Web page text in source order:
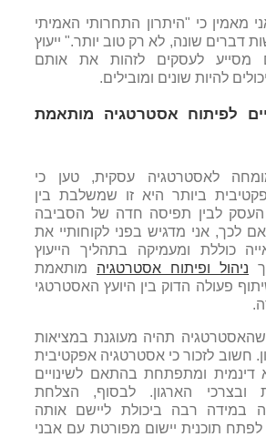
מאמין כי "היתרון התחרותי האמיתי
דברים שונה, לא רק טוב יותר." ייעוץ
מסייע לעסקים לזהות את אותם
להיות שונים ומובילים.
לפיתוח אסטרטגיה מותאמת
לאסטרטגיה עסקית, טען כי
ביותר היא זו שמשלבת בין
לבין תפיסה חדה של הסביבה
לכך, אני מדגיש בפני לקוחותיי את
כוללת ומעמיקה בתהליך הייעוץ
ניהול ופיתוח אסטרטגיה מותאמת
פעולה הדוק בין היועץ האסטרטגי
תהיה מעוגנת במציאות
חשוב לזכור כי אסטרטגיה אפקטיבית
דינמית ומתפתחת בהתאם לשינויים
ובצרכי הארגון. לבסוף, הצלחת
במידה רבה ביכולת ליישם אותה
לפתח תוכנית יישום מפורטת עם אבני